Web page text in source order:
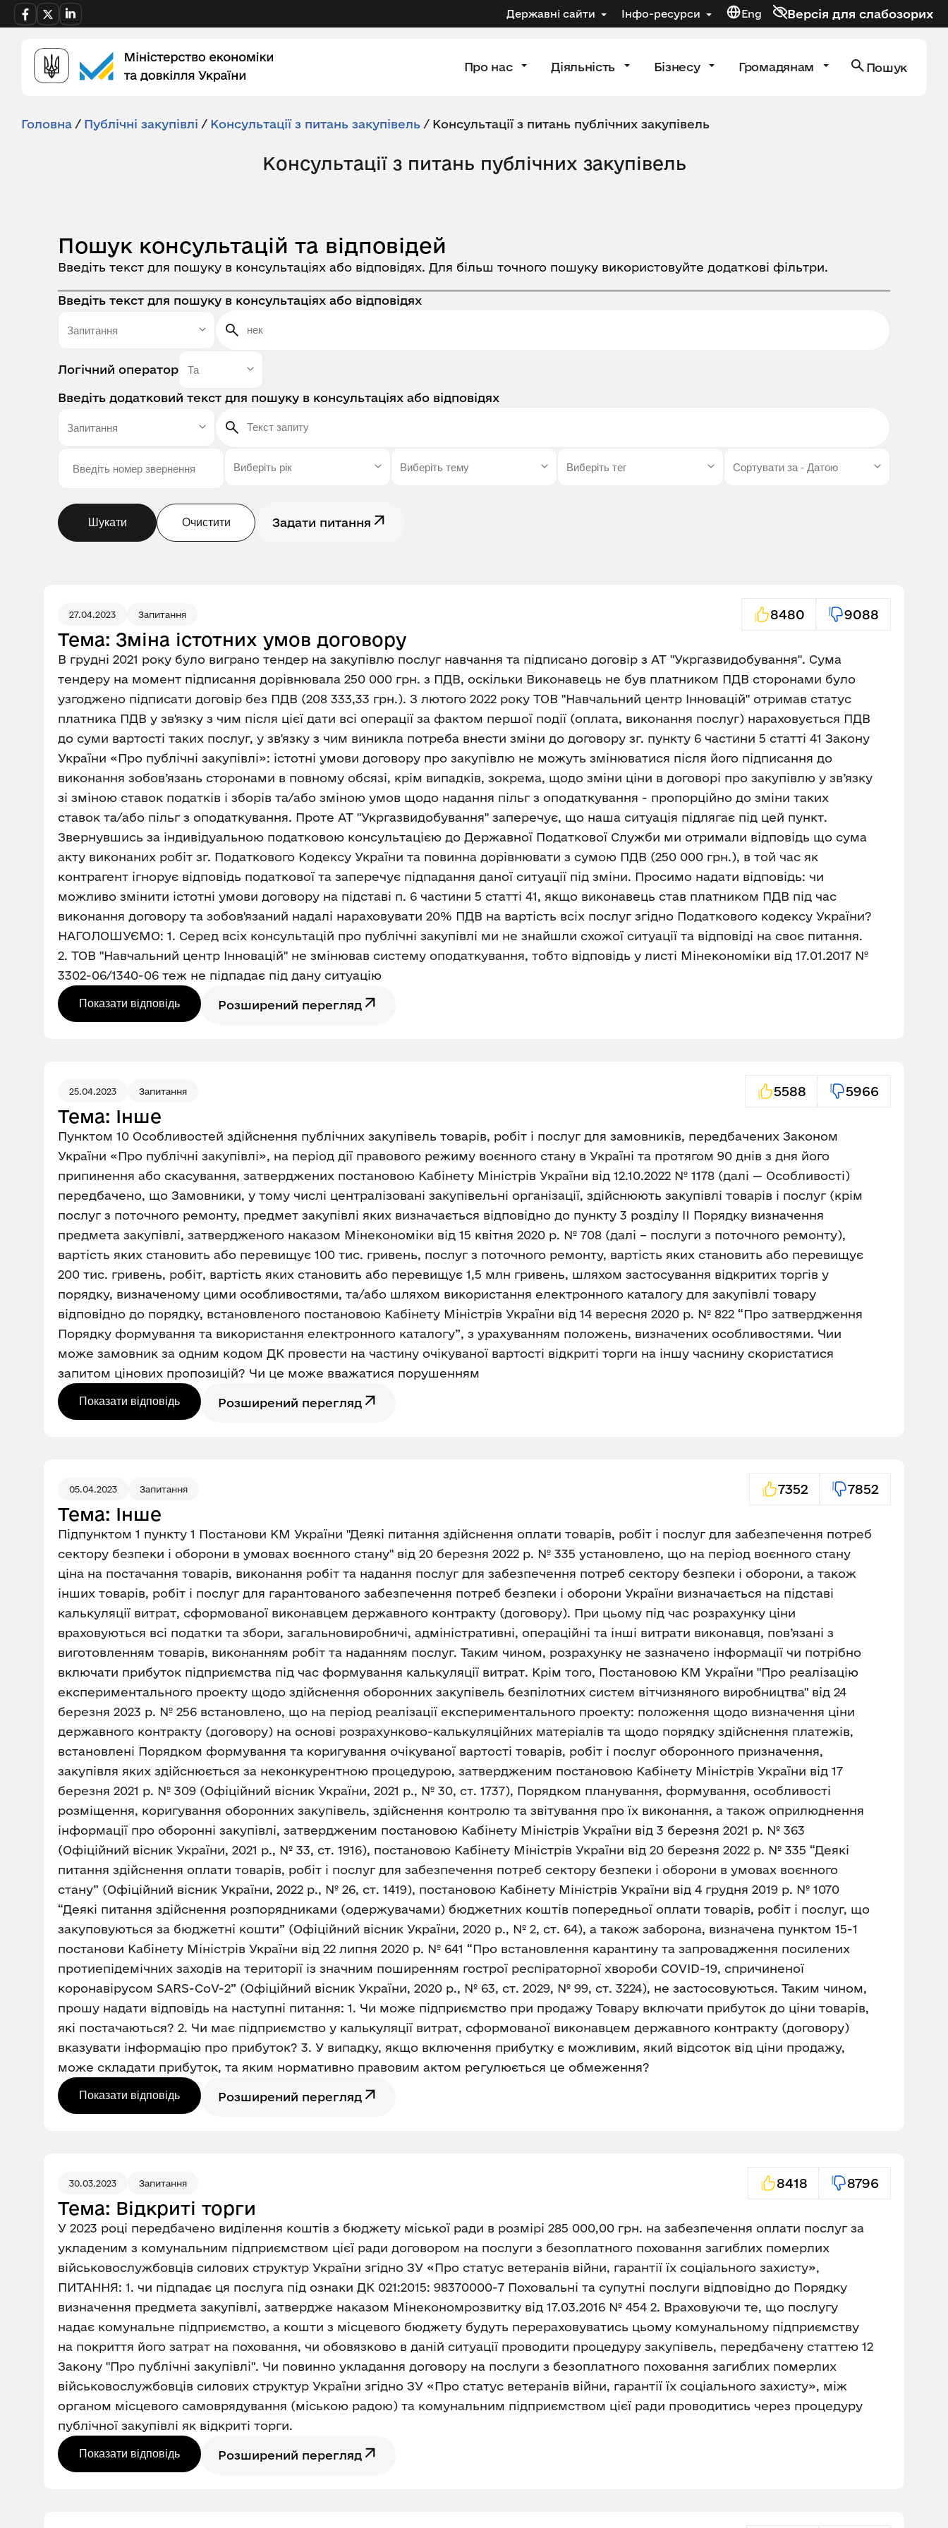
Державні сайти Інфо-ресурси Eng Версія для слабозорих
Про нас Діяльність Бізнесу Громадянам Пошук
Головна / Публічні закупівлі / Консультації з питань закупівель / Консультації з питань публічних закупівель
Консультації з питань публічних закупівель
Пошук консультацій та відповідей
Введіть текст для пошуку в консультаціях або відповідях. Для більш точного пошуку використовуйте додаткові фільтри.
Введіть текст для пошуку в консультаціях або відповідях
Логічний оператор
Введіть додатковий текст для пошуку в консультаціях або відповідях
Шукати Очистити Задати питання
27.04.2023 Запитання 8480 9088
Тема: Зміна істотних умов договору
В грудні 2021 року було виграно тендер на закупівлю послуг навчання та підписано договір з АТ "Укргазвидобування". Сума
тендеру на момент підписання дорівнювала 250 000 грн. з ПДВ, оскільки Виконавець не був платником ПДВ сторонами було
узгоджено підписати договір без ПДВ (208 333,33 грн.). З лютого 2022 року ТОВ "Навчальний центр Інновацій" отримав статус
платника ПДВ у зв'язку з чим після цієї дати всі операції за фактом першої події (оплата, виконання послуг) нараховується ПДВ
до суми вартості таких послуг, у зв'язку з чим виникла потреба внести зміни до договору зг. пункту 6 частини 5 статті 41 Закону
України «Про публічні закупівлі»: істотні умови договору про закупівлю не можуть змінюватися після його підписання до
виконання зобов’язань сторонами в повному обсязі, крім випадків, зокрема, щодо зміни ціни в договорі про закупівлю у зв’язку
зі зміною ставок податків і зборів та/або зміною умов щодо надання пільг з оподаткування - пропорційно до зміни таких
ставок та/або пільг з оподаткування. Проте АТ "Укргазвидобування" заперечує, що наша ситуація підлягає під цей пункт.
Звернувшись за індивідуальною податковою консультацією до Державної Податкової Служби ми отримали відповідь що сума
акту виконаних робіт зг. Податкового Кодексу України та повинна дорівнювати з сумою ПДВ (250 000 грн.), в той час як
контрагент ігнорує відповідь податкової та заперечує підпадання даної ситуації під зміни. Просимо надати відповідь: чи
можливо змінити істотні умови договору на підставі п. 6 частини 5 статті 41, якщо виконавець став платником ПДВ під час
виконання договору та зобов'язаний надалі нараховувати 20% ПДВ на вартість всіх послуг згідно Податкового кодексу України?
НАГОЛОШУЄМО: 1. Серед всіх консультацій про публічні закупівлі ми не знайшли схожої ситуації та відповіді на своє питання.
2. ТОВ "Навчальний центр Інновацій" не змінював систему оподаткування, тобто відповідь у листі Мінекономіки від 17.01.2017 №
3302-06/1340-06 теж не підпадає під дану ситуацію
Показати відповідь Розширений перегляд
25.04.2023 Запитання 5588 5966
Тема: Інше
Пунктом 10 Особливостей здійснення публічних закупівель товарів, робіт і послуг для замовників, передбачених Законом
України «Про публічні закупівлі», на період дії правового режиму воєнного стану в Україні та протягом 90 днів з дня його
припинення або скасування, затверджених постановою Кабінету Міністрів України від 12.10.2022 № 1178 (далі — Особливості)
передбачено, що Замовники, у тому числі централізовані закупівельні організації, здійснюють закупівлі товарів і послуг (крім
послуг з поточного ремонту, предмет закупівлі яких визначається відповідно до пункту 3 розділу II Порядку визначення
предмета закупівлі, затвердженого наказом Мінекономіки від 15 квітня 2020 р. № 708 (далі – послуги з поточного ремонту),
вартість яких становить або перевищує 100 тис. гривень, послуг з поточного ремонту, вартість яких становить або перевищує
200 тис. гривень, робіт, вартість яких становить або перевищує 1,5 млн гривень, шляхом застосування відкритих торгів у
порядку, визначеному цими особливостями, та/або шляхом використання електронного каталогу для закупівлі товару
відповідно до порядку, встановленого постановою Кабінету Міністрів України від 14 вересня 2020 р. № 822 “Про затвердження
Порядку формування та використання електронного каталогу”, з урахуванням положень, визначених особливостями. Чии
може замовник за одним кодом ДК провести на частину очікуваної вартості відкриті торги на іншу часнину скористатися
запитом цінових пропозицій? Чи це може вважатися порушенням
Показати відповідь Розширений перегляд
05.04.2023 Запитання 7352 7852
Тема: Інше
Підпунктом 1 пункту 1 Постанови КМ України "Деякі питання здійснення оплати товарів, робіт і послуг для забезпечення потреб
сектору безпеки і оборони в умовах воєнного стану" від 20 березня 2022 р. № 335 установлено, що на період воєнного стану
ціна на постачання товарів, виконання робіт та надання послуг для забезпечення потреб сектору безпеки і оборони, а також
інших товарів, робіт і послуг для гарантованого забезпечення потреб безпеки і оборони України визначається на підставі
калькуляції витрат, сформованої виконавцем державного контракту (договору). При цьому під час розрахунку ціни
враховуються всі податки та збори, загальновиробничі, адміністративні, операційні та інші витрати виконавця, пов’язані з
виготовленням товарів, виконанням робіт та наданням послуг. Таким чином, розрахунку не зазначено інформації чи потрібно
включати прибуток підприємства під час формування калькуляції витрат. Крім того, Постановою КМ України "Про реалізацію
експериментального проекту щодо здійснення оборонних закупівель безпілотних систем вітчизняного виробництва" від 24
березня 2023 р. № 256 встановлено, що на період реалізації експериментального проекту: положення щодо визначення ціни
державного контракту (договору) на основі розрахунково-калькуляційних матеріалів та щодо порядку здійснення платежів,
встановлені Порядком формування та коригування очікуваної вартості товарів, робіт і послуг оборонного призначення,
закупівля яких здійснюється за неконкурентною процедурою, затвердженим постановою Кабінету Міністрів України від 17
березня 2021 р. № 309 (Офіційний вісник України, 2021 р., № 30, ст. 1737), Порядком планування, формування, особливості
розміщення, коригування оборонних закупівель, здійснення контролю та звітування про їх виконання, а також оприлюднення
інформації про оборонні закупівлі, затвердженим постановою Кабінету Міністрів України від 3 березня 2021 р. № 363
(Офіційний вісник України, 2021 р., № 33, ст. 1916), постановою Кабінету Міністрів України від 20 березня 2022 р. № 335 “Деякі
питання здійснення оплати товарів, робіт і послуг для забезпечення потреб сектору безпеки і оборони в умовах воєнного
стану” (Офіційний вісник України, 2022 р., № 26, ст. 1419), постановою Кабінету Міністрів України від 4 грудня 2019 р. № 1070
“Деякі питання здійснення розпорядниками (одержувачами) бюджетних коштів попередньої оплати товарів, робіт і послуг, що
закуповуються за бюджетні кошти” (Офіційний вісник України, 2020 р., № 2, ст. 64), а також заборона, визначена пунктом 15-1
постанови Кабінету Міністрів України від 22 липня 2020 р. № 641 “Про встановлення карантину та запровадження посилених
протиепідемічних заходів на території із значним поширенням гострої респіраторної хвороби COVID-19, спричиненої
коронавірусом SARS-CoV-2” (Офіційний вісник України, 2020 р., № 63, ст. 2029, № 99, ст. 3224), не застосовуються. Таким чином,
прошу надати відповідь на наступні питання: 1. Чи може підприємство при продажу Товару включати прибуток до ціни товарів,
які постачаються? 2. Чи має підприємство у калькуляції витрат, сформованої виконавцем державного контракту (договору)
вказувати інформацію про прибуток? 3. У випадку, якщо включення прибутку є можливим, який відсоток від ціни продажу,
може складати прибуток, та яким нормативно правовим актом регулюється це обмеження?
Показати відповідь Розширений перегляд
30.03.2023 Запитання 8418 8796
Тема: Відкриті торги
У 2023 році передбачено виділення коштів з бюджету міської ради в розмірі 285 000,00 грн. на забезпечення оплати послуг за
укладеним з комунальним підприємством цієї ради договором на послуги з безоплатного поховання загиблих померлих
військовослужбовців силових структур України згідно ЗУ «Про статус ветеранів війни, гарантії їх соціального захисту»,
ПИТАННЯ: 1. чи підпадає ця послуга під ознаки ДК 021:2015: 98370000-7 Поховальні та супутні послуги відповідно до Порядку
визначення предмета закупівлі, затвердже наказом Мінекономрозвитку від 17.03.2016 № 454 2. Враховуючи те, що послугу
надає комунальне підприємство, а кошти з місцевого бюджету будуть перераховуватись цьому комунальному підприємству
на покриття його затрат на поховання, чи обовязково в даній ситуації проводити процедуру закупівель, передбачену статтею 12
Закону "Про публічні закупівлі". Чи повинно укладання договору на послуги з безоплатного поховання загиблих померлих
військовослужбовців силових структур України згідно ЗУ «Про статус ветеранів війни, гарантії їх соціального захисту», між
органом місцевого самоврядування (міською радою) та комунальним підприємством цієї ради проводитись через процедуру
публічної закупівлі як відкриті торги.
Показати відповідь Розширений перегляд